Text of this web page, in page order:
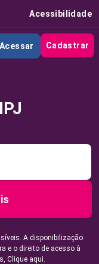
Acessibilidade
Acessar Cadastrar
A disponibilização
e o direito de acesso à
Clique aqui.